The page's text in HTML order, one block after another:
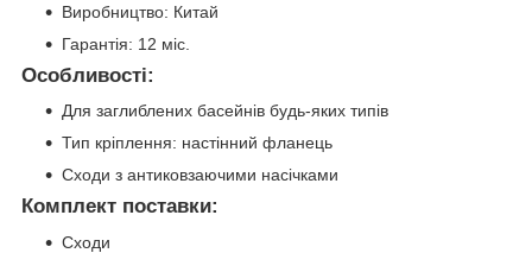
Виробництво: Китай
Гарантія: 12 міс.
Особливості:
Для заглиблених басейнів будь-яких типів
Тип кріплення: настінний фланець
Сходи з антиковзаючими насічками
Комплект поставки:
Сходи